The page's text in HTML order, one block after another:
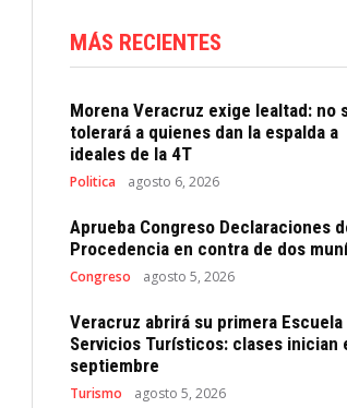
MÁS RECIENTES
Morena Veracruz exige lealtad: no
tolerará a quienes dan la espalda a
ideales de la 4T
Politica agosto 6, 2026
Aprueba Congreso Declaraciones
Procedencia en contra de dos
Congreso agosto 5, 2026
Veracruz abrirá su primera Escuela
Servicios Turísticos: clases inician
septiembre
Turismo agosto 5, 2026